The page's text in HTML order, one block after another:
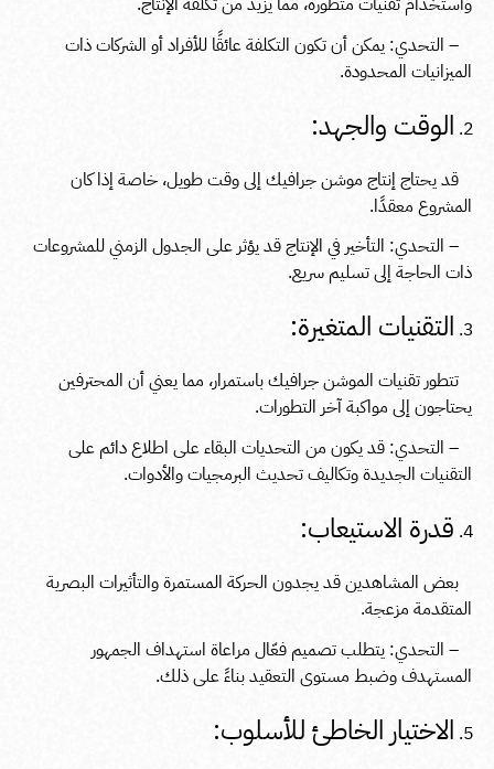
– التحدي: يمكن أن تكون التكلفة عائقًا للأفراد أو الشركات ذات
الميزانيات المحدودة.
الوقت والجهد:
قد يحتاج إنتاج موشن جرافيك إلى وقت طويل، خاصة إذا كان
المشروع معقدًا.
– التحدي: التأخير في الإنتاج قد يؤثر على الجدول الزمني للمشروعات
ذات الحاجة إلى تسليم سريع.
التقنيات المتغيرة:
تتطور تقنيات الموشن جرافيك باستمرار، مما يعني أن المحترفين
يحتاجون إلى مواكبة آخر التطورات.
– التحدي: قد يكون من التحديات البقاء على اطلاع دائم على
التقنيات الجديدة وتكاليف تحديث البرمجيات والأدوات.
قدرة الاستيعاب:
بعض المشاهدين قد يجدون الحركة المستمرة والتأثيرات البصرية
المتقدمة مزعجة.
– التحدي: يتطلب تصميم فعّال مراعاة استهداف الجمهور
المستهدف وضبط مستوى التعقيد بناءً على ذلك.
الاختيار الخاطئ للأسلوب: